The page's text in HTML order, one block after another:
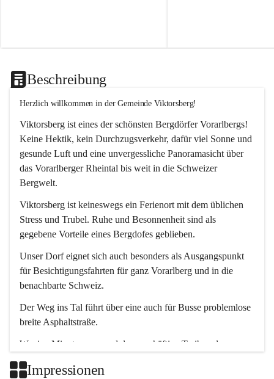
Beschreibung
Herzlich willkommen in der Gemeinde Viktorsberg!
Viktorsberg ist eines der schönsten Bergdörfer Vorarlbergs!
Keine Hektik, kein Durchzugsverkehr, dafür viel Sonne und
gesunde Luft und eine unvergessliche Panoramasicht über
das Vorarlberger Rheintal bis weit in die Schweizer
Bergwelt.
Viktorsberg ist keineswegs ein Ferienort mit dem üblichen
Stress und Trubel. Ruhe und Besonnenheit sind als
gegebene Vorteile eines Bergdofes geblieben.
Unser Dorf eignet sich auch besonders als Ausgangspunkt
für Besichtigungsfahrten für ganz Vorarlberg und in die
benachbarte Schweiz.
Der Weg ins Tal führt über eine auch für Busse problemlose
breite Asphaltstraße.
Wenige Minuten nur, und das geschäftige Treiben der
Impressionen